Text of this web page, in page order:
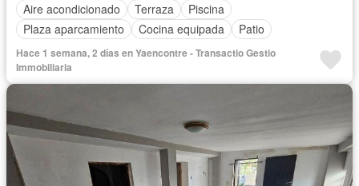
Aire acondicionado
Terraza
Piscina
Plaza aparcamiento
Cocina equipada Patio
Hace 1 semana, 2 días en Yaencontre - Transactio Gestio
Immobiliaria